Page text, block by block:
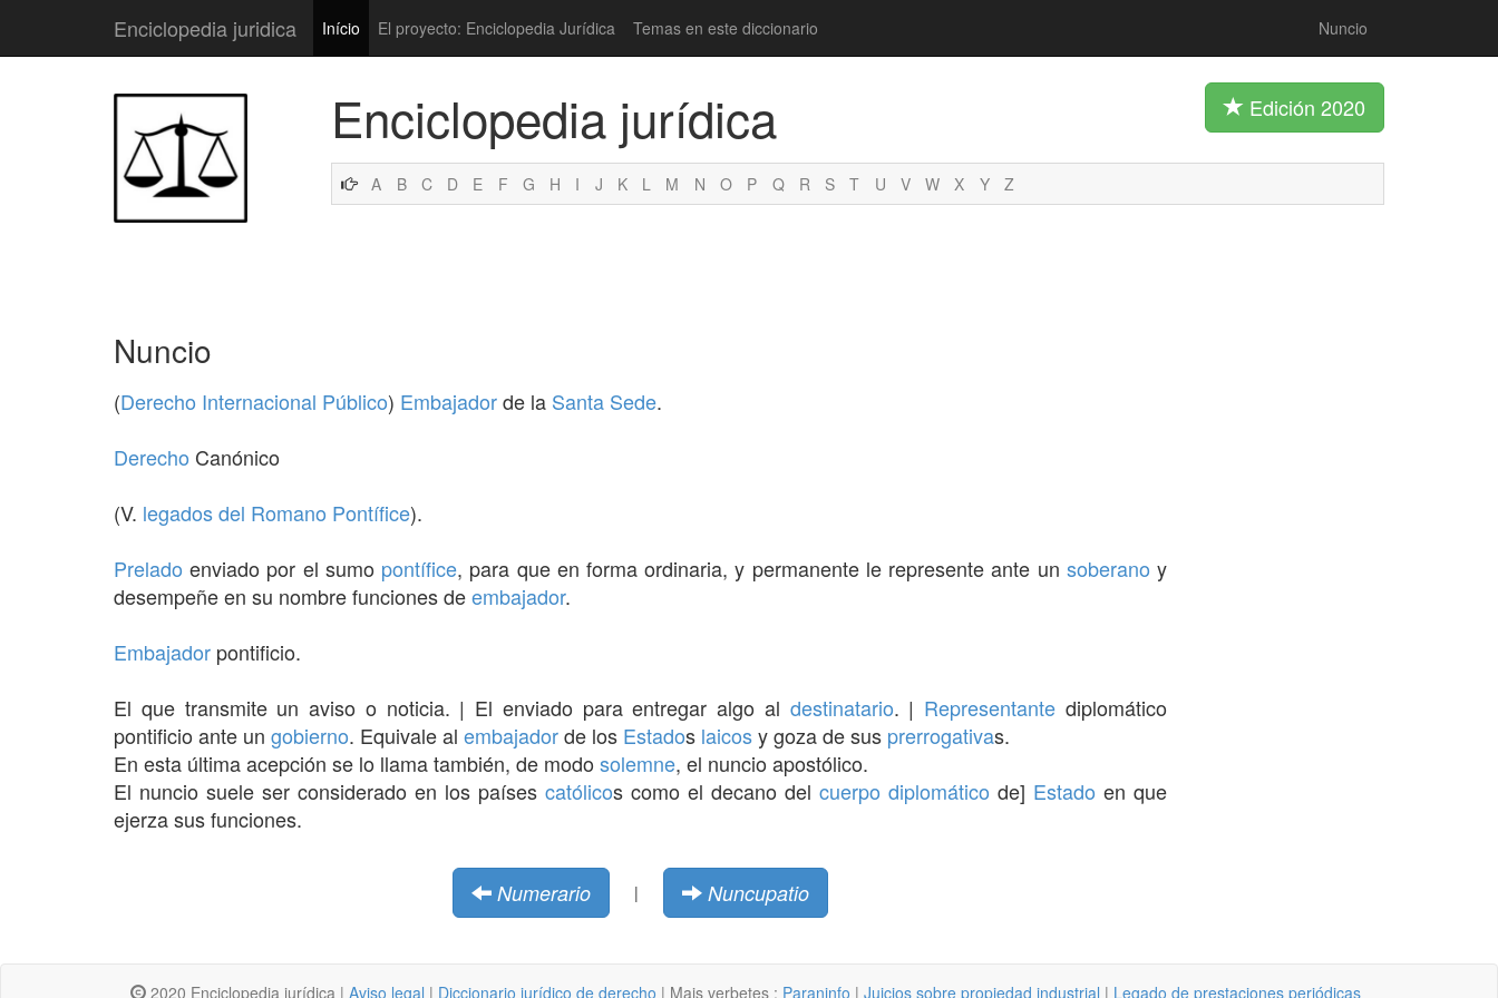
Enciclopedia juridica Início El proyecto: Enciclopedia Jurídica Temas en este diccionario Nuncio
Enciclopedia jurídica Edición 2020
A B C D E F G H I J K L M N O P Q R S T U V W X Y Z
Nuncio
(Derecho Internacional Público) Embajadorde la Santa Sede.
Derecho Canónico
(V. legados del Romano Pontífice).
Prelado enviado por el sumo pontífice, para que en forma ordinaria, y permanente le represente ante un soberano y
desempeñe en su nombre funciones deembajador.
Embajador pontificio.
El que transmite un aviso o noticia. | El enviado para entregar algo al destinatario. | Representante diplomático
pontificio ante un gobierno. Equivale al embajadorde los Estados laicosy goza de sus prerrogativas.
En esta última acepción se lo llama también, de modo solemne, el nuncio apostólico.
El nuncio suele ser considerado en los países católicos como el decano del cuerpo diplomático de] Estado en que
ejerza sus funciones.
Numerario | Nuncupatio
2020 Enciclopedia jurídica | Aviso legal | Diccionario jurídico de derecho | Mais verbetes : Paraninfo | Juicios sobre propiedad industrial | Legado de prestaciones periódicas